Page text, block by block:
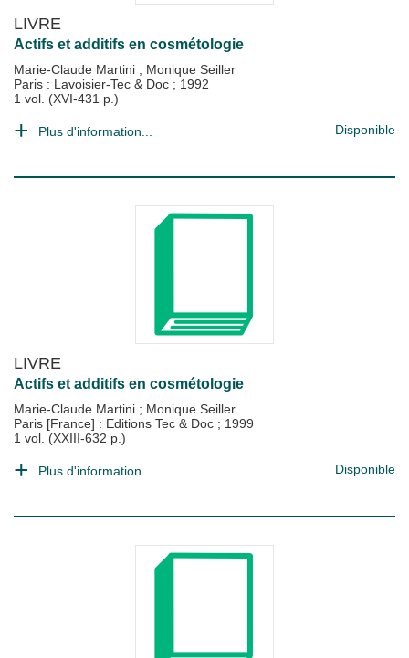
LIVRE
Actifs et additifs en cosmétologie
Marie-Claude Martini ; Monique Seiller
Paris : Lavoisier-Tec & Doc ; 1992
1 vol. (XVI-431 p.)
Plus d'information... Disponible
LIVRE
Actifs et additifs en cosmétologie
Marie-Claude Martini ; Monique Seiller
Paris [France] : Editions Tec & Doc ; 1999
1 vol. (XXIII-632 p.)
Plus d'information... Disponible